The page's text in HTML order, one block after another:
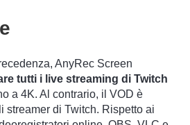
AnyRec Screen
tutti i live streaming di Twitch
a 4K. Al contrario, il VOD è
streamer di Twitch. Rispetto ai